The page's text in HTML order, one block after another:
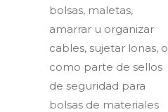
bolsas, maletas,
amarrar u organizar
cables, sujetar lonas, o
como parte de sellos
de seguridad para
bolsas de materiales